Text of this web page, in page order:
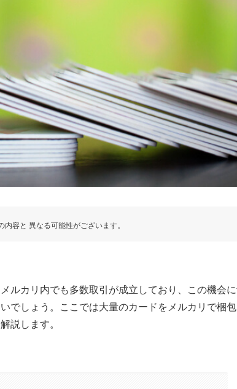
容と 異なる可能性がございます。
ルカリ内でも多数取引が成立しており、この機会
でしょう。ここでは大量のカードをメルカリで梱包
説します。